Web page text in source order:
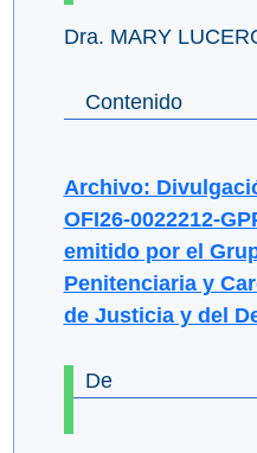
Dra. MARY
Contenido
Archivo:
OFI26-0022212-
emitido por el
Penitenciaria y
de Justicia y del
De